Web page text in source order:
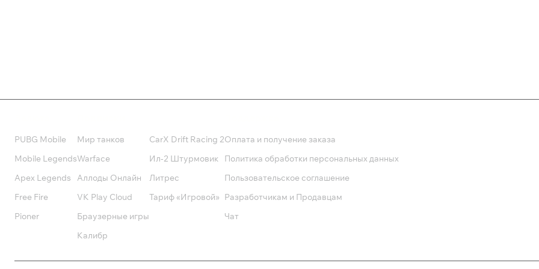
PUBG Mobile
Mobile Legends
Apex Legends
Free Fire
Pioner
Мир танков
Warface
Аллоды Онлайн
VK Play Cloud
Браузерные игры
Калибр
CarX Drift Racing 2
Ил-2 Штурмовик
Литрес
Тариф «Игровой»
Оплата и получение заказа
Политика обработки персональных данных
Пользовательское соглашение
Разработчикам и Продавцам
Чат